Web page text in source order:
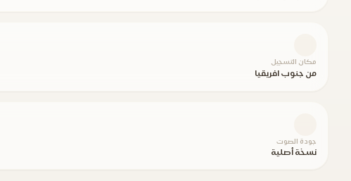
مكان التسجيل
من جنوب افريقيا
جودة الصوت
نسخة أصلية